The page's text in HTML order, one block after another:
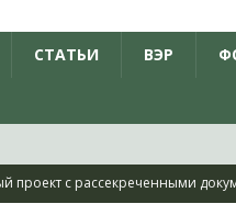
СТАТЬИ ВЭР
проект с рассекреченными